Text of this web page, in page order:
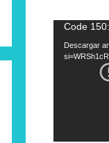
de
vídeo
Code
Descargar